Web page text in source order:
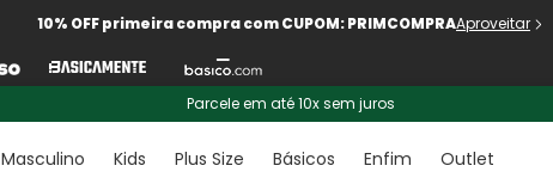
10% OFF primeira compra com CUPOM: PRIMCOMPRAAproveitar
Parcele em até 10x sem juros
Masculino Kids Plus Size Básicos Enfim Outlet